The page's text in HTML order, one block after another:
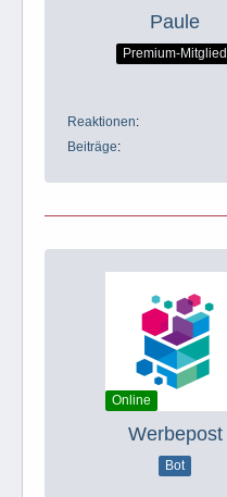
Paule
Premium-Mitglied
Reaktionen
Beiträge
Online
Werbepost
Bot